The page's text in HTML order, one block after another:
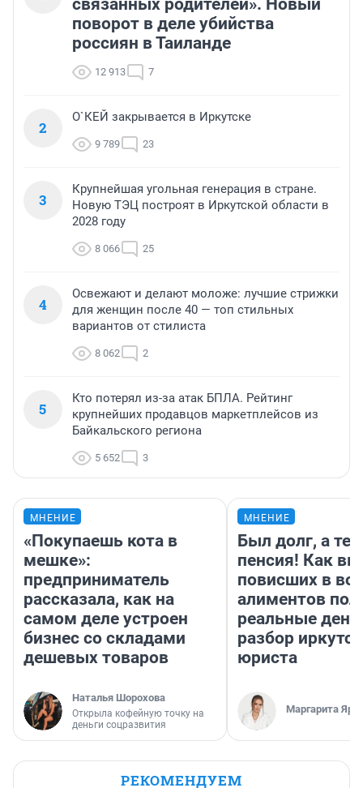
поворот в деле убийства
россиян в Таиланде
12 913 7
2
О`КЕЙ закрывается в Иркутске
9 789 23
3
Крупнейшая угольная генерация в стране.
Новую ТЭЦ построят в Иркутской области в
2028 году
8 066 25
4
Освежают и делают моложе: лучшие стрижки
для женщин после 40 — топ стильных
вариантов от стилиста
8 062 2
5
Кто потерял из-за атак БПЛА. Рейтинг
крупнейших продавцов маркетплейсов из
Байкальского региона
5 652 3
МНЕНИЕ
«Покупаешь кота в
мешке»:
предприниматель
рассказала, как на
самом деле устроен
бизнес со складами
дешевых товаров
Наталья Шорохова
Открыла кофейную точку на
деньги соцразвития
МНЕНИЕ
Был долг, а
пенсия! Как
повисших в
алиментов
реальные
разбор
юриста
Маргарита
РЕКОМЕНДУЕМ